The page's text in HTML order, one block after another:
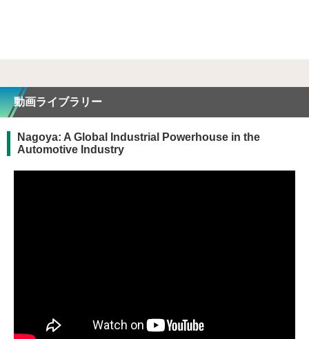
動画ライブラリー
Nagoya: A Global Industrial Powerhouse in the
Automotive Industry